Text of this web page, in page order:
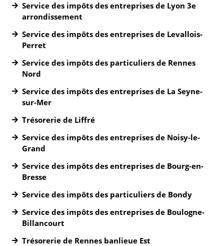
Service des impôts des entreprises de Lyon 3e
arrondissement
Service des impôts des entreprises de Levallois-
Perret
Service des impôts des particuliers de Rennes
Nord
Service des impôts des entreprises de La Seyne-
sur-Mer
Trésorerie de Liffré
Service des impôts des entreprises de Noisy-le-
Grand
Service des impôts des entreprises de Bourg-en-
Bresse
Service des impôts des particuliers de Bondy
Service des impôts des entreprises de Boulogne-
Billancourt
Trésorerie de Rennes banlieue Est